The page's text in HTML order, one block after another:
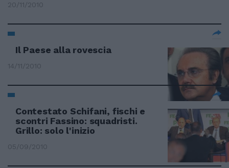
20/11/2010
Il Paese alla rovescia
14/11/2010
Contestato Schifani, fischi e
scontri Fassino: squadristi.
Grillo: solo l'inizio
05/09/2010